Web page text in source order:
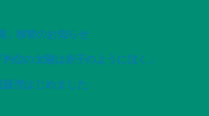
」移管のお知らせ
灼位の太陽は赤子のように泣く」
販売はじめました